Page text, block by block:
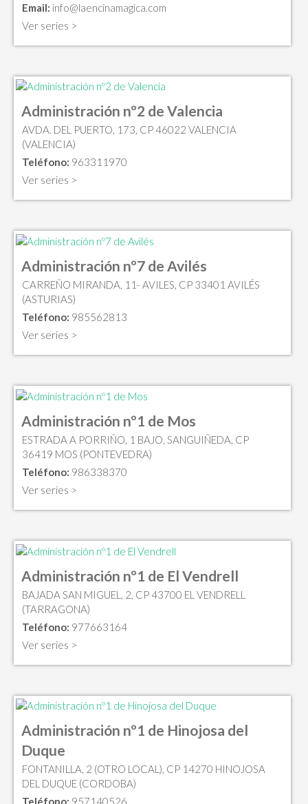
Email: info@laencinamagica.com
Ver series >
Administración nº2 de Valencia
AVDA. DEL PUERTO, 173, CP 46022 VALENCIA
(VALENCIA)
Teléfono: 963311970
Ver series >
Administración nº7 de Avilés
CARREÑO MIRANDA, 11- AVILES, CP 33401 AVILÉS
(ASTURIAS)
Teléfono: 985562813
Ver series >
Administración nº1 de Mos
ESTRADA A PORRIÑO, 1 BAJO, SANGUIÑEDA, CP
36419 MOS (PONTEVEDRA)
Teléfono: 986338370
Ver series >
Administración nº1 de El Vendrell
BAJADA SAN MIGUEL, 2, CP 43700 EL VENDRELL
(TARRAGONA)
Teléfono: 977663164
Ver series >
Administración nº1 de Hinojosa del
Duque
FONTANILLA, 2 (OTRO LOCAL), CP 14270 HINOJOSA
DEL DUQUE (CORDOBA)
Teléfono: 957140526